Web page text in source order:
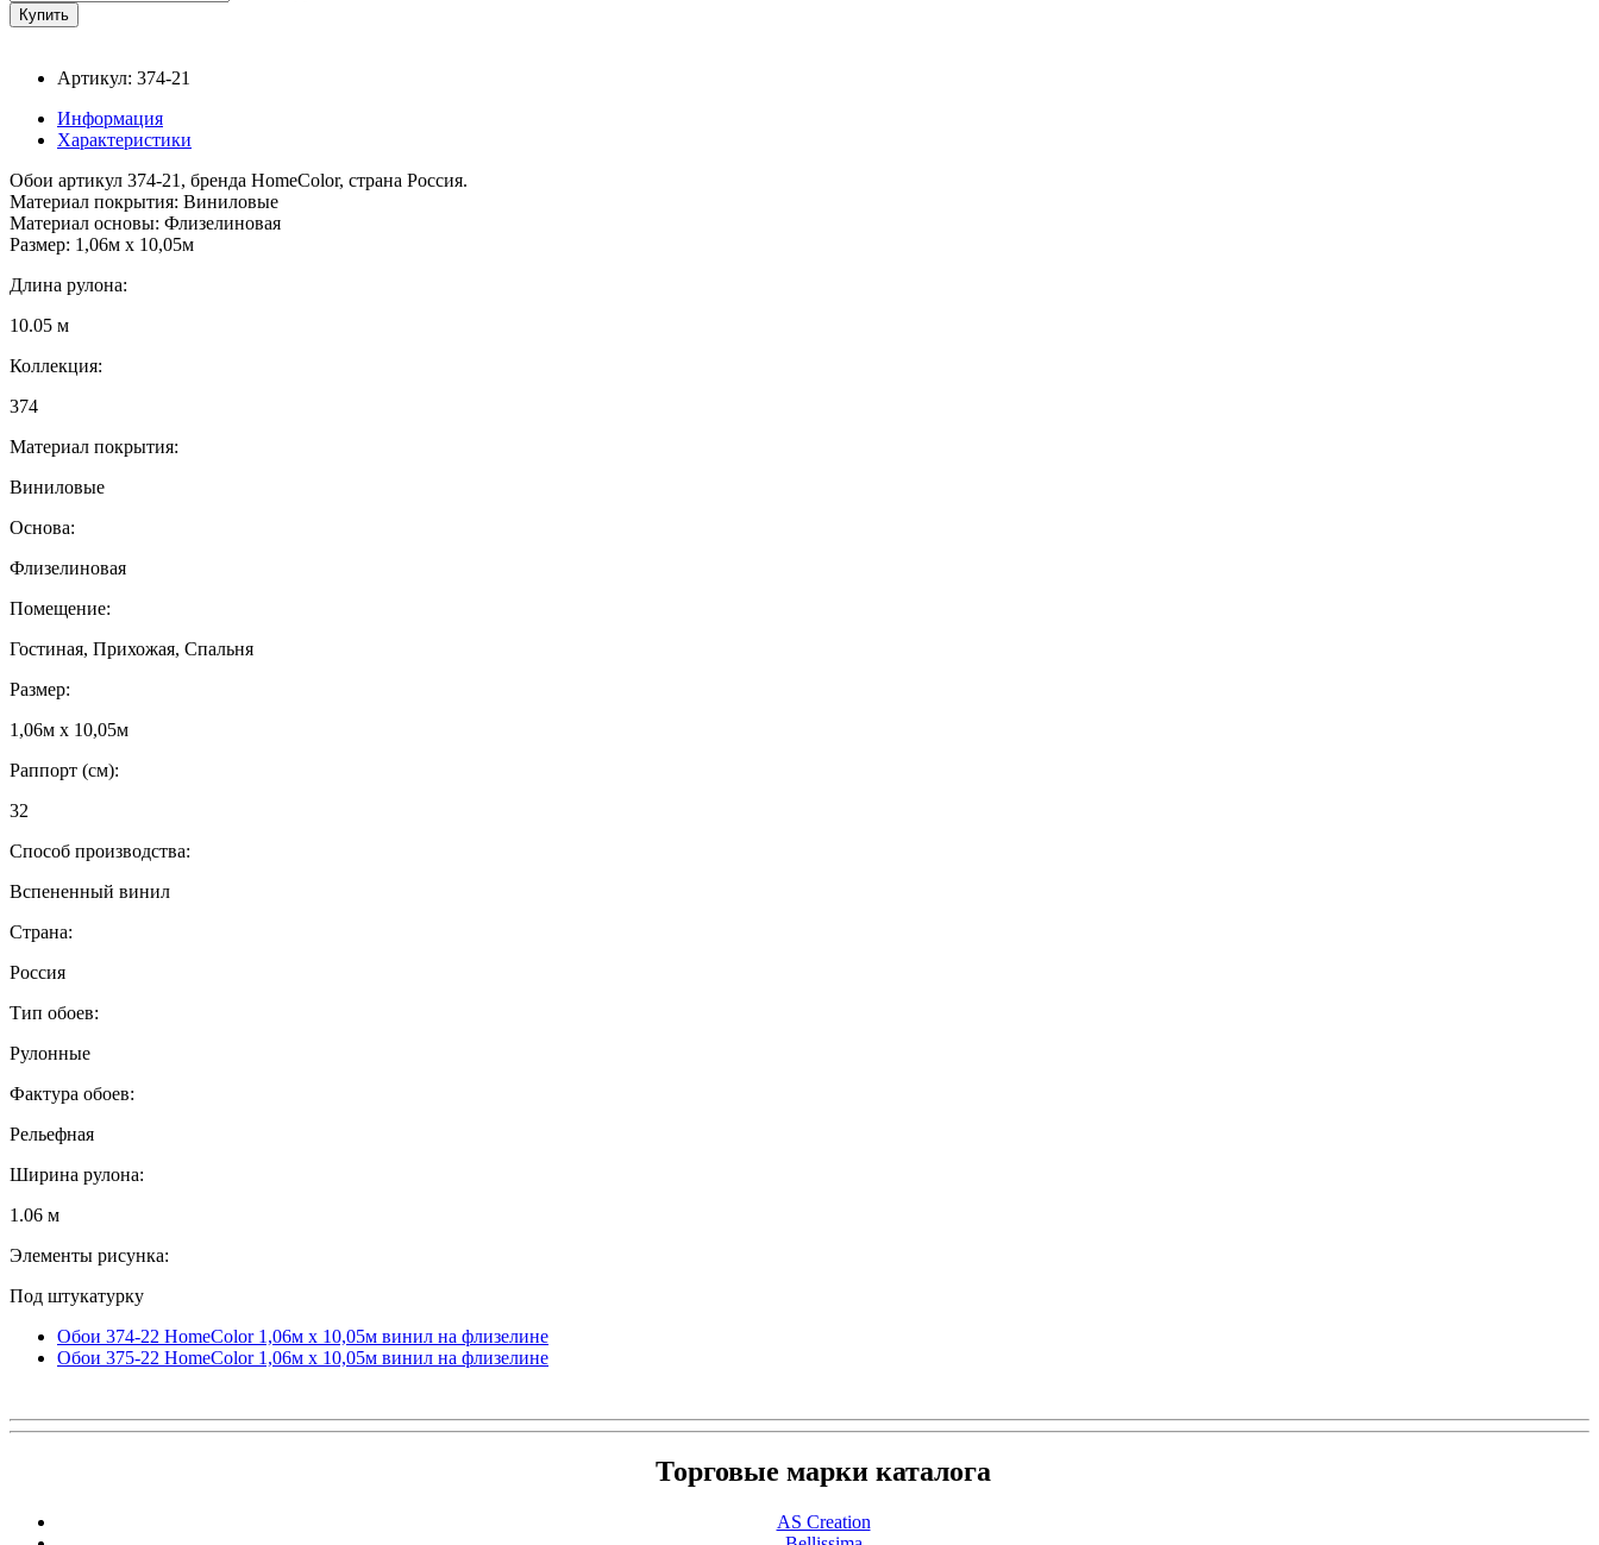
Артикул: 374-21
Информация
Характеристики
Обои артикул 374-21, бренда HomeColor, страна Россия.
Материал покрытия: Виниловые
Материал основы: Флизелиновая
Размер: 1,06м х 10,05м
Длина рулона:
10.05 м
Коллекция:
374
Материал покрытия:
Виниловые
Основа:
Флизелиновая
Помещение:
Гостиная, Прихожая, Спальня
Размер:
1,06м х 10,05м
Раппорт (см):
32
Способ производства:
Вспененный винил
Страна:
Россия
Тип обоев:
Рулонные
Фактура обоев:
Рельефная
Ширина рулона:
1.06 м
Элементы рисунка:
Под штукатурку
Обои 374-22 HomeColor 1,06м х 10,05м винил на флизелине
Обои 375-22 HomeColor 1,06м х 10,05м винил на флизелине
Торговые марки каталога
AS Creation